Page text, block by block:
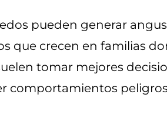
pueden generar
que crecen en familias
tomar mejores
comportamientos